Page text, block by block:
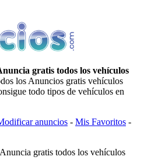
gratis todos los vehículos
los Anuncios gratis vehículos
todo tipos de vehículos en
anuncios - Mis Favoritos -